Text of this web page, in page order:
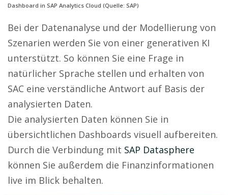
Dashboard in SAP Analytics Cloud (Quelle: SAP)
Bei der Datenanalyse und der Modellierung von
Szenarien werden Sie von einer generativen KI
unterstützt. So können Sie eine Frage in
natürlicher Sprache stellen und erhalten von
SAC eine verständliche Antwort auf Basis der
analysierten Daten.
Die analysierten Daten können Sie in
übersichtlichen Dashboards visuell aufbereiten.
Durch die Verbindung mit SAP Datasphere
können Sie außerdem die Finanzinformationen
live im Blick behalten.